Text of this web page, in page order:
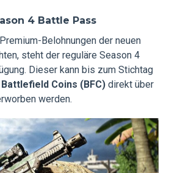
4 Battle Pass
Belohnungen der neuen
steht der reguläre Season 4
Dieser kann bis zum Stichtag
Battlefield Coins (BFC) direkt über
werden.